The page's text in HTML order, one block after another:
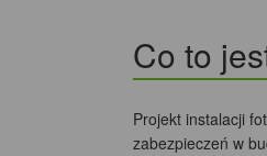
Co to
Projekt instalacji
zabezpieczeń w